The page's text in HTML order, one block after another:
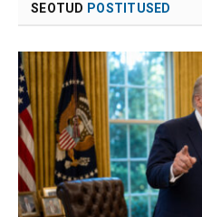
SEOTUD POSTITUSED